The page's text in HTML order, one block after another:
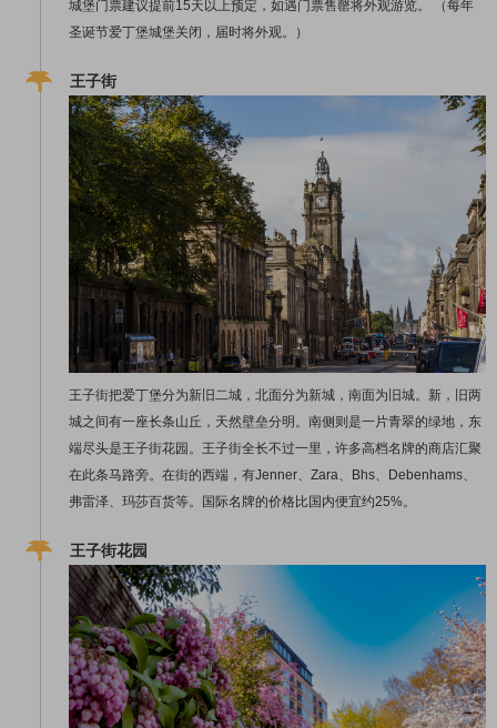
城堡门票建议提前15天以上预定，如遇门票售罄将外观游览。 （每年
圣诞节爱丁堡城堡关闭，届时将外观。）
王子街
王子街把爱丁堡分为新旧二城，北面分为新城，南面为旧城。新，旧两
城之间有一座长条山丘，天然壁垒分明。南侧则是一片青翠的绿地，东
端尽头是王子街花园。王子街全长不过一里，许多高档名牌的商店汇聚
在此条马路旁。在街的西端，有Jenner、Zara、Bhs、Debenhams、
弗雷泽、玛莎百货等。国际名牌的价格比国内便宜约25%。
王子街花园